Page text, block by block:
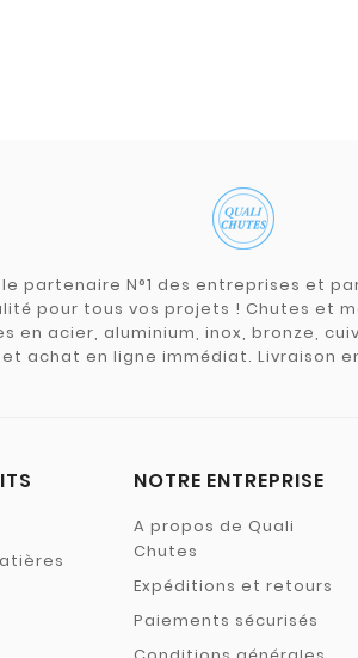
partenaire N°1 des entreprises et
pour tous vos projets ! Chutes et
en acier, aluminium, inox, bronze,
achat en ligne immédiat. Livraison
NOTRE ENTREPRISE
A propos de Quali
Chutes
Expéditions et retours
Paiements sécurisés